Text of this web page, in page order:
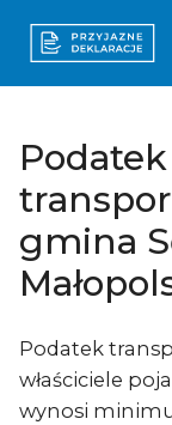
gmina
Podatek
właściciele
wynosi